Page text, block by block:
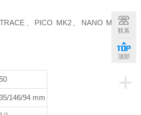
、PICO MK2、NANO MK2、i-
+
146/94 mm
联系
顶部